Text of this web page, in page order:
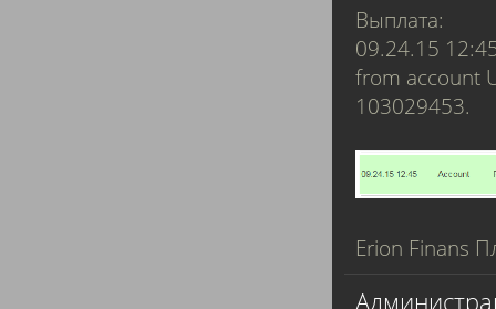
Выплата:
09.24.15
from account
103029453.
Erion Finans